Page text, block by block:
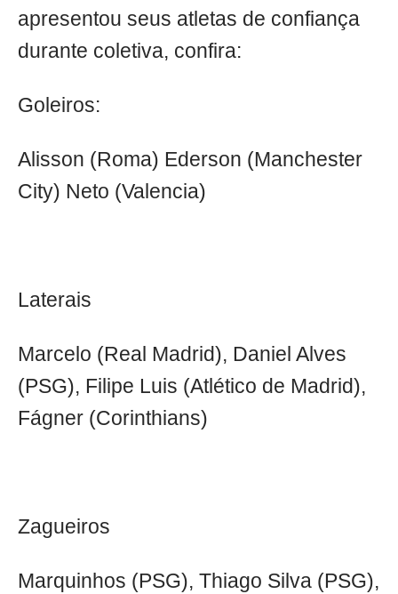
apresentou seus atletas de confiança
durante coletiva, confira:
Goleiros:
Alisson (Roma) Ederson (Manchester
City) Neto (Valencia)
Laterais
Marcelo (Real Madrid), Daniel Alves
(PSG), Filipe Luis (Atlético de Madrid),
Fágner (Corinthians)
Zagueiros
Marquinhos (PSG), Thiago Silva (PSG),